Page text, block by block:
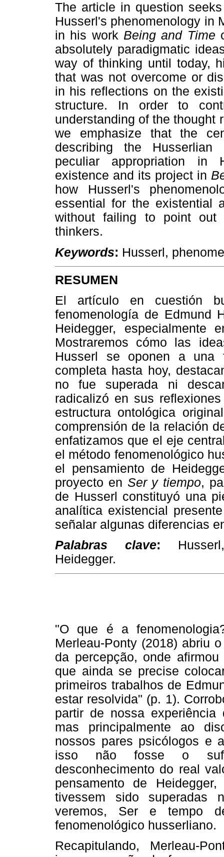
The article in question
Husserl's phenomenology in
in his work Being and Time
absolutely paradigmatic
way of thinking until today,
that was not overcome or
in his reflections on the
structure. In order to
understanding of the thought
we emphasize that the
describing the Husserlian
peculiar appropriation in
existence and its project in
how Husserl's
essential for the existential
without failing to point out
thinkers.
Keywords: Husserl,
RESUMEN
El artículo en cuestión
fenomenología de Edmund
Heidegger,
Mostraremos cómo las
Husserl se oponen a una
completa hasta hoy,
no fue superada ni
radicalizó en sus
estructura ontológica
comprensión de la relación
enfatizamos que el eje
el método fenomenológico
el pensamiento de
proyecto en Ser y tiempo,
de Husserl constituyó una
analítica existencial
señalar algunas diferencias
Palabras clave:
Heidegger.
"O que é a
Merleau-Ponty (2018) abriu
da percepção, onde
que ainda se precise
primeiros trabalhos de
estar resolvida" (p. 1).
partir de nossa experiência
mas principalmente ao
nossos pares psicólogos e
isso não fosse o
desconhecimento do real
pensamento de
tivessem sido superadas
veremos, Ser e tempo
fenomenológico husserliano.
Recapitulando, Merleau-